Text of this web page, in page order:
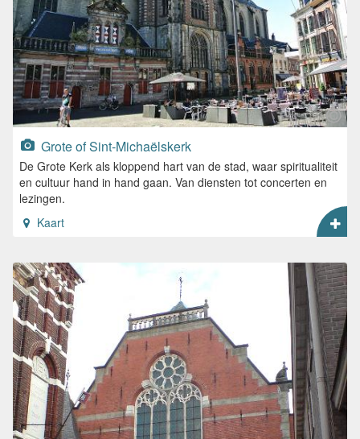
Grote of Sint-Michaëlskerk
De Grote Kerk als kloppend hart van de stad, waar spiritualiteit
en cultuur hand in hand gaan. Van diensten tot concerten en
lezingen.
Kaart